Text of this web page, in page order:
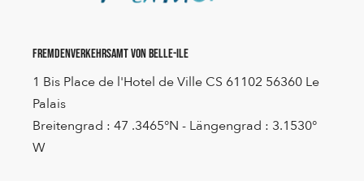
Fremdenverkehrsamt von Belle-Ile
1 Bis Place de l'Hotel de Ville CS 61102 56360 Le
Palais
Breitengrad : 47 .3465°N - Längengrad : 3.1530°
W